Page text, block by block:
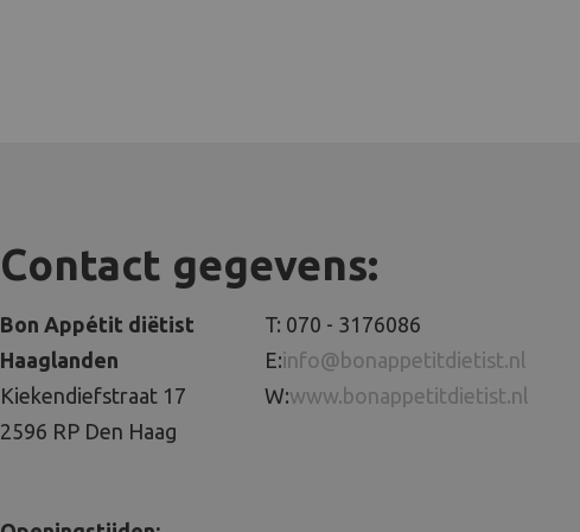
Contact gegevens:
Bon Appétit diëtist
Haaglanden
Kiekendiefstraat 17
2596 RP Den Haag
T: 070 - 3176086
E:info@bonappetitdietist.nl
W:www.bonappetitdietist.nl